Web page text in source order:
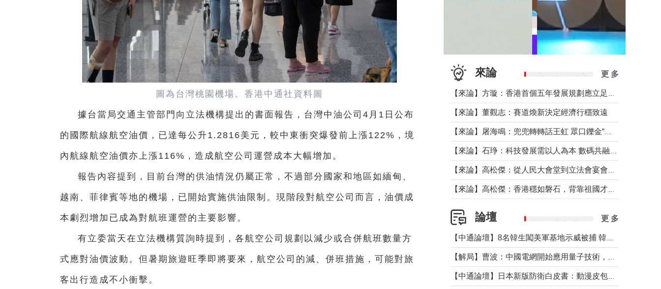
圖為台灣桃園機場。香港中通社資料圖
據台當局交通主管部門向立法機構提出的書面報告，台灣中油公司4月1日公布
的國際航線航空油價，已達每公升1.2816美元，較中東衝突爆發前上漲122%，境
內航線航空油價亦上漲116%，造成航空公司運營成本大幅增加。
報告內容提到，目前台灣的供油情況仍屬正常，不過部分國家和地區如緬甸、
越南、菲律賓等地的機場，已開始實施供油限制。現階段對航空公司而言，油價成
本劇烈增加已成為對航班運營的主要影響。
有立委當天在立法機構質詢時提到，各航空公司規劃以減少或合併航班數量方
式應對油價波動。但暑期旅遊旺季即將要來，航空公司的減、併班措施，可能對旅
客出行造成不小衝擊。
來論 更 多
【來論】董觀志：賽道煥新決定經濟行穩致遠
論壇 更 多